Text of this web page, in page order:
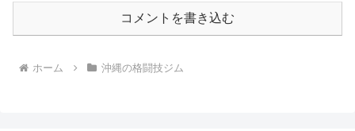
コメントを書き込む
ホーム 沖縄の格闘技ジム